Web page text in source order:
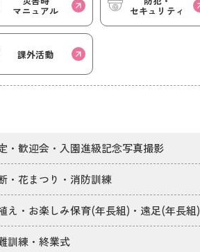
マニュアル セキュリティ
課外活動
・歓迎会・入園進級記念写真撮影
・花まつり・消防訓練
え・お楽しみ保育(年長組)・遠足(年長組)
訓練・終業式